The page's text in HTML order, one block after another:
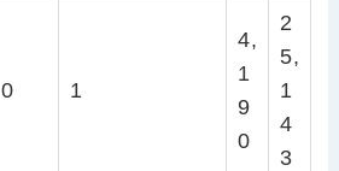
0 1
4,
1
9
0
2
5,
1
4
3